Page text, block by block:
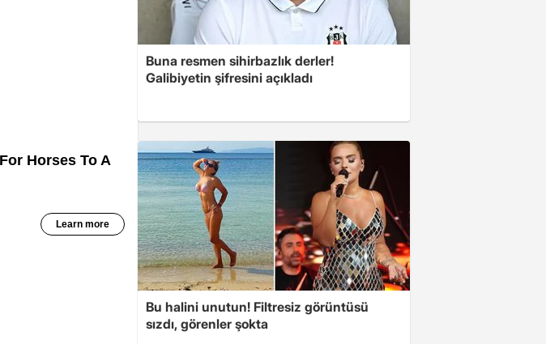
Buna resmen sihirbazlık derler!
Galibiyetin şifresini açıkladı
Bu halini unutun! Filtresiz görüntüsü
sızdı, görenler şokta